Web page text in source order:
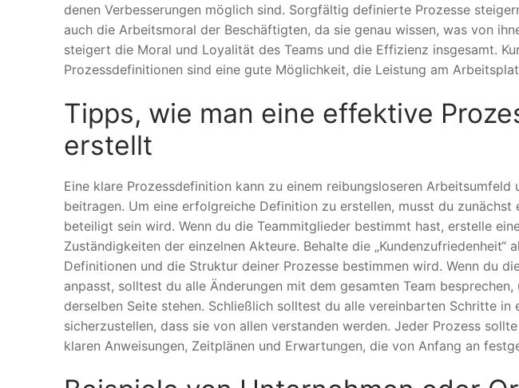
denen Verbesserungen möglich sind. Sorgfältig definierte Prozesse
auch die Arbeitsmoral der Beschäftigten, da sie genau wissen, was von
steigert die Moral und Loyalität des Teams und die Effizienz insgesamt.
Prozessdefinitionen sind eine gute Möglichkeit, die Leistung am
Tipps, wie man eine effektive
erstellt
Eine klare Prozessdefinition kann zu einem reibungsloseren Arbeitsumfeld
beitragen. Um eine erfolgreiche Definition zu erstellen, musst du zunächst
beteiligt sein wird. Wenn du die Teammitglieder bestimmt hast, erstelle
Zuständigkeiten der einzelnen Akteure. Behalte die „Kundenzufriedenheit“
Definitionen und die Struktur deiner Prozesse bestimmen wird. Wenn du
anpasst, solltest du alle Änderungen mit dem gesamten Team
derselben Seite stehen. Schließlich solltest du alle vereinbarten Schritte in
sicherzustellen, dass sie von allen verstanden werden. Jeder Prozess
klaren Anweisungen, Zeitplänen und Erwartungen, die von Anfang an